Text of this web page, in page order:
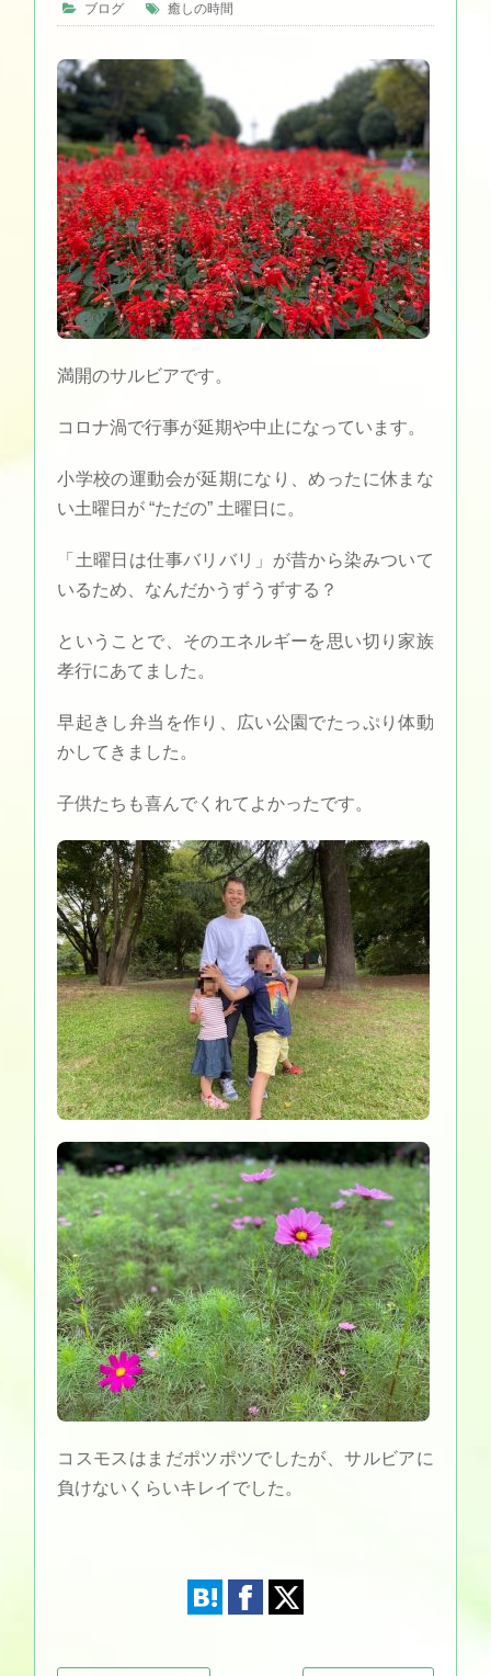
ブログ 癒しの時間
満開のサルビアです。
コロナ渦で行事が延期や中止になっています。
小学校の運動会が延期になり、めったに休まな
い土曜日が “ただの” 土曜日に。
「土曜日は仕事バリバリ」が昔から染みついて
いるため、なんだかうずうずする？
ということで、そのエネルギーを思い切り家族
孝行にあてました。
早起きし弁当を作り、広い公園でたっぷり体動
かしてきました。
子供たちも喜んでくれてよかったです。
コスモスはまだポツポツでしたが、サルビアに
負けないくらいキレイでした。